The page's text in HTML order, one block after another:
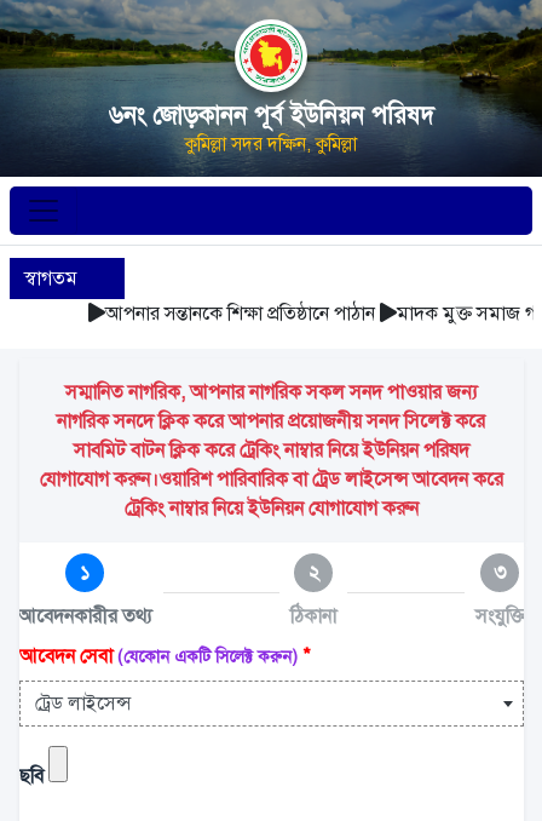
৬নং জোড়কানন পূর্ব ইউনিয়ন পরিষদ
কুমিল্লা সদর দক্ষিন, কুমিল্লা
স্বাগতম
আপনার সন্তানকে শিক্ষা প্রতিষ্ঠানে পাঠান
মাদক মুক্ত সমাজ গঠন
সম্মানিত নাগরিক, আপনার নাগরিক সকল সনদ পাওয়ার জন্য
নাগরিক সনদে ক্লিক করে আপনার প্রয়োজনীয় সনদ সিলেক্ট করে
সাবমিট বাটন ক্লিক করে ট্রেকিং নাম্বার নিয়ে ইউনিয়ন পরিষদ
যোগাযোগ করুন।ওয়ারিশ পারিবারিক বা ট্রেড লাইসেন্স আবেদন করে
ট্রেকিং নাম্বার নিয়ে ইউনিয়ন যোগাযোগ করুন
১
আবেদনকারীর তথ্য
২
ঠিকানা
৩
সংযুক্তি
আবেদন সেবা(যেকোন একটি সিলেক্ট করুন) *
ট্রেড লাইসেন্স
ছবি